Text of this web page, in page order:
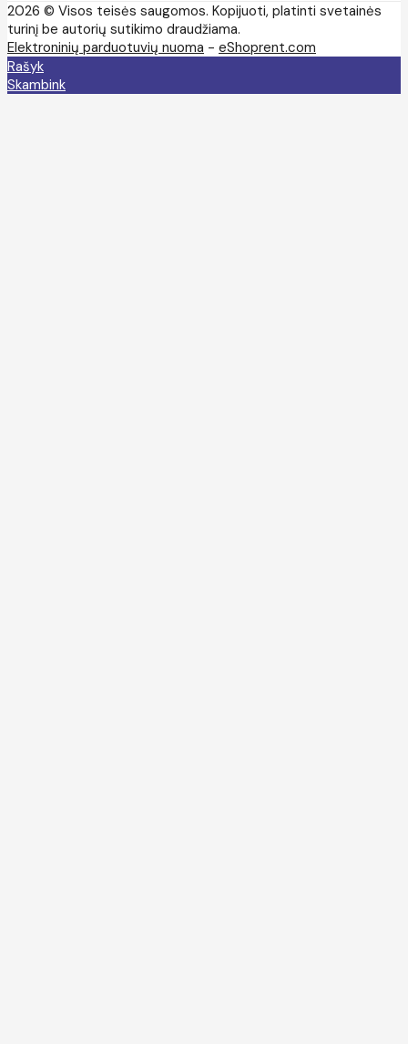
2026 © Visos teisės saugomos. Kopijuoti, platinti svetainės
turinį be autorių sutikimo draudžiama.
Elektroninių parduotuvių nuoma - eShoprent.com
Rašyk
Skambink